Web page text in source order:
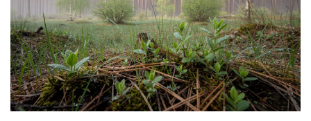
Редакційна політика
Етичний кодекс
Рекламні прайси